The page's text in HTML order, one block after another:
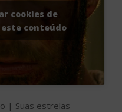
cookies de
conteúdo
| Suas estrelas